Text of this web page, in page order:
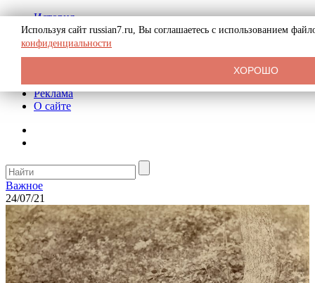
История
Биография
Криминал
СССР
Реклама
О сайте
Важное
24/07/21
Используя сайт russian7.ru, Вы соглашаетесь с использованием
конфиденциальности
ХОРОШО